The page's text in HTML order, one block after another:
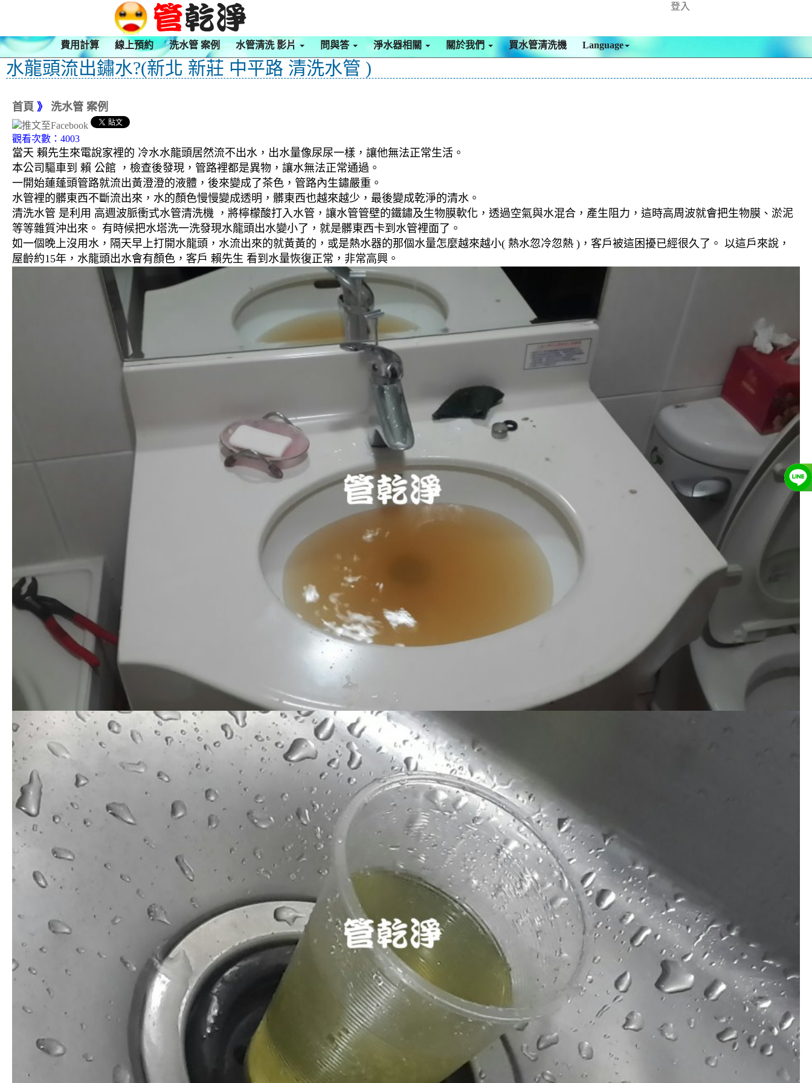
登入
費用計算 線上預約 洗水管 案例 水管清洗 影片 問與答 淨水器相關 關於我們 買水管清洗機 Language
水龍頭流出鏽水?(新北 新莊 中平路 清洗水管 )
首頁 》 洗水管 案例
觀看次數：4003
當天 賴先生來電說家裡的 冷水水龍頭居然流不出水，出水量像尿尿一樣，讓他無法正常生活。
本公司驅車到 賴 公館 ，檢查後發現，管路裡都是異物，讓水無法正常通過。
一開始蓮蓬頭管路就流出黃澄澄的液體，後來變成了茶色，管路內生鏽嚴重。
水管裡的髒東西不斷流出來，水的顏色慢慢變成透明，髒東西也越來越少，最後變成乾淨的清水。
清洗水管 是利用 高週波脈衝式水管清洗機 ，將檸檬酸打入水管，讓水管管壁的鐵鏽及生物膜軟化，透過空氣與水混合，產生阻力，這時高周波就會把生物膜、淤泥
等等雜質沖出來。 有時候把水塔洗一洗發現水龍頭出水變小了，就是髒東西卡到水管裡面了。
如一個晚上沒用水，隔天早上打開水龍頭，水流出來的就黃黃的，或是熱水器的那個水量怎麼越來越小( 熱水忽冷忽熱 )，客戶被這困擾已經很久了。 以這戶來說，
屋齡約15年，水龍頭出水會有顏色，客戶 賴先生 看到水量恢復正常，非常高興。